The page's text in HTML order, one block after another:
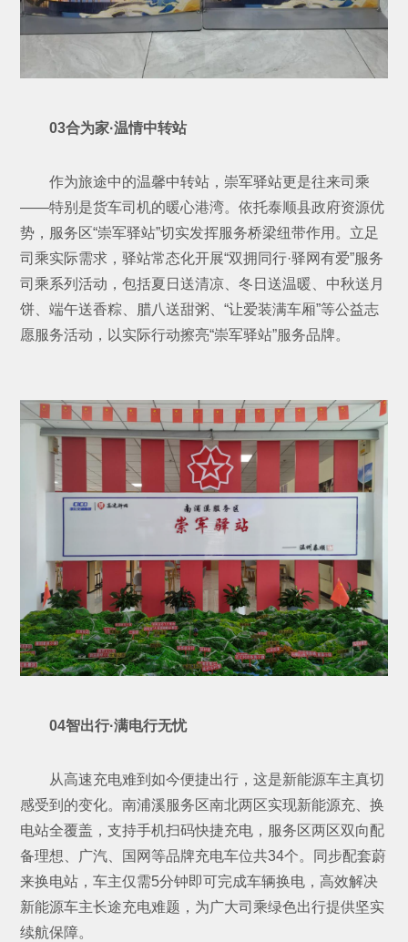
03合为家·温情中转站
作为旅途中的温馨中转站，崇军驿站更是往来司乘
——特别是货车司机的暖心港湾。依托泰顺县政府资源优
势，服务区“崇军驿站”切实发挥服务桥梁纽带作用。立足
司乘实际需求，驿站常态化开展“双拥同行·驿网有爱”服务
司乘系列活动，包括夏日送清凉、冬日送温暖、中秋送月
饼、端午送香粽、腊八送甜粥、“让爱装满车厢”等公益志
愿服务活动，以实际行动擦亮“崇军驿站”服务品牌。
04智出行·满电行无忧
从高速充电难到如今便捷出行，这是新能源车主真切
感受到的变化。南浦溪服务区南北两区实现新能源充、换
电站全覆盖，支持手机扫码快捷充电，服务区两区双向配
备理想、广汽、国网等品牌充电车位共34个。同步配套蔚
来换电站，车主仅需5分钟即可完成车辆换电，高效解决
新能源车主长途充电难题，为广大司乘绿色出行提供坚实
续航保障。